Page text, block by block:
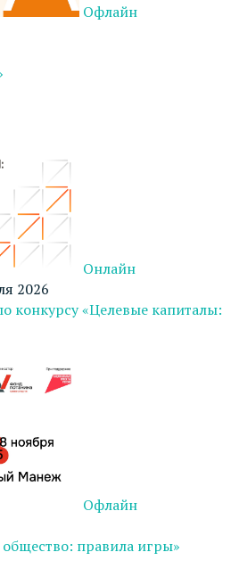
Офлайн
Онлайн
2026
конкурсу «Целевые капиталы:
Офлайн
правила игры»